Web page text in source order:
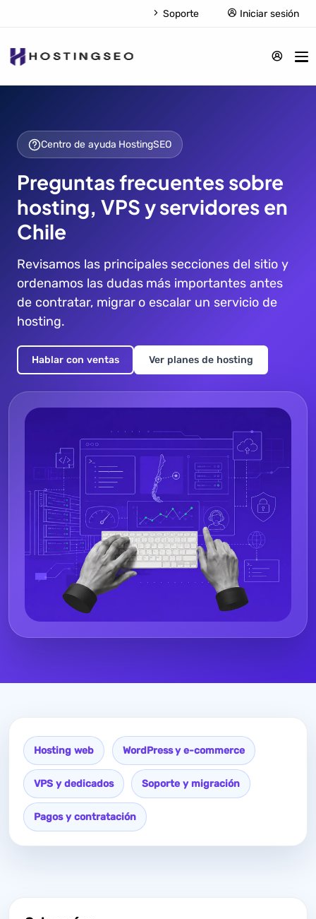
Soporte Iniciar sesión
Centro de ayuda HostingSEO
Preguntas frecuentes sobre
hosting, VPS y servidores en
Chile
Revisamos las principales secciones del sitio y
ordenamos las dudas más importantes antes
de contratar, migrar o escalar un servicio de
hosting.
Hablar con ventas Ver planes de hosting
Hosting web WordPress y e-commerce
VPS y dedicados Soporte y migración
Pagos y contratación